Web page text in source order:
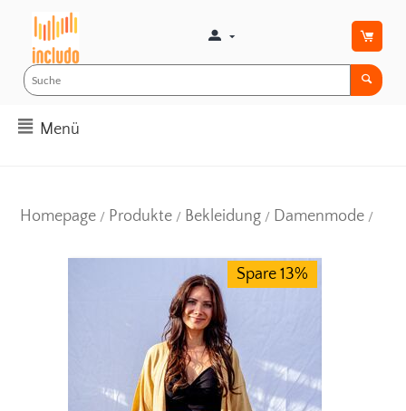
Menü
Homepage / Produkte / Bekleidung / Damenmode /
Spare 13%